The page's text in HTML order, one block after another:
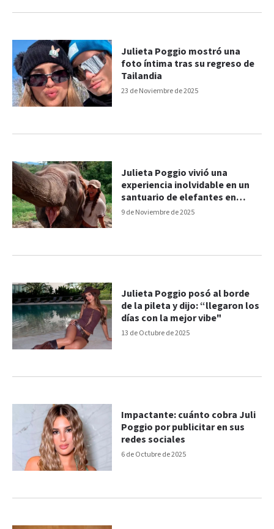
23 de Noviembre de 2025
Julieta Poggio mostró una
foto íntima tras su regreso de
Tailandia
9 de Noviembre de 2025
Julieta Poggio vivió una
experiencia inolvidable en un
santuario de elefantes en
Tailandia
13 de Octubre de 2025
Julieta Poggio posó al borde
de la pileta y dijo: “llegaron los
días con la mejor vibe"
6 de Octubre de 2025
Impactante: cuánto cobra Juli
Poggio por publicitar en sus
redes sociales